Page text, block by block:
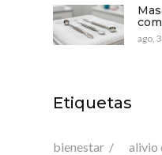
ago,
Etiquetas
bienestar alivio